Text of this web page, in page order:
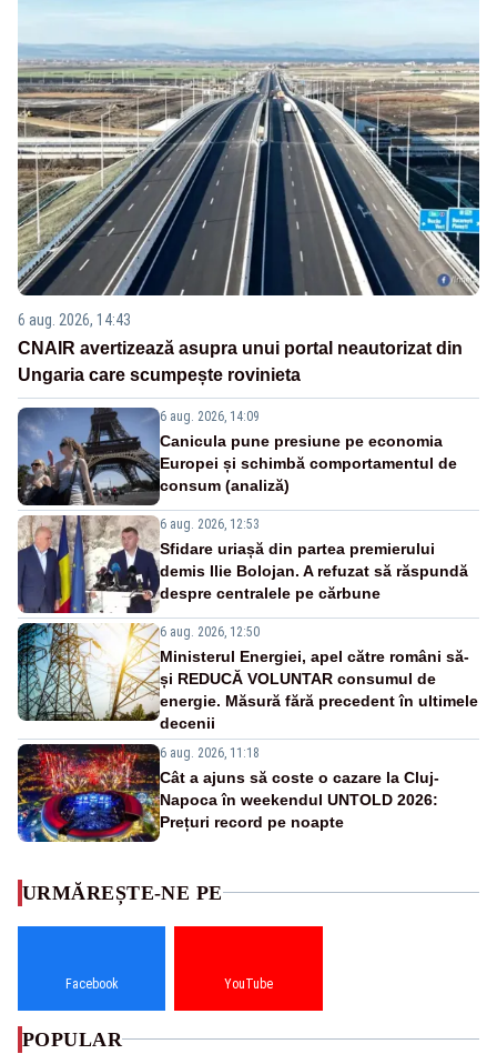
6 aug. 2026, 14:43
CNAIR avertizează asupra unui portal neautorizat din
Ungaria care scumpește rovinieta
6 aug. 2026, 14:09
Canicula pune presiune pe economia
Europei și schimbă comportamentul de
consum (analiză)
6 aug. 2026, 12:53
Sfidare uriașă din partea premierului
demis Ilie Bolojan. A refuzat să răspundă
despre centralele pe cărbune
6 aug. 2026, 12:50
Ministerul Energiei, apel către români să-
și REDUCĂ VOLUNTAR consumul de
energie. Măsură fără precedent în ultimele
decenii
6 aug. 2026, 11:18
Cât a ajuns să coste o cazare la Cluj-
Napoca în weekendul UNTOLD 2026:
Prețuri record pe noapte
URMĂREȘTE-NE PE
Facebook YouTube
POPULAR